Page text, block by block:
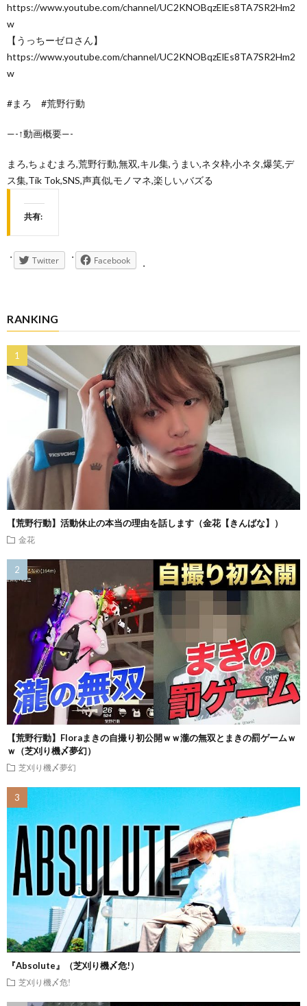
https://www.youtube.com/channel/UC2KNOBqzElEs8TA7SR2Hm2
w
【うっちーゼロさん】
https://www.youtube.com/channel/UC2KNOBqzElEs8TA7SR2Hm2
w
#まろ #荒野行動
—-↑動画概要—-
まろ,ちょむまろ,荒野行動,無双,キル集,うまい,ネタ枠,小ネタ,爆笑,デ
ス集,Tik Tok,SNS,声真似,モノマネ,楽しい,バズる
共有:
Twitter Facebook
RANKING
【荒野行動】活動休止の本当の理由を話します（金花【きんばな】）
金花
【荒野行動】Floraまきの自撮り初公開ｗｗ瀧の無双とまきの罰ゲームｗ
ｗ（芝刈り機〆夢幻）
芝刈り機〆夢幻
『Absolute』（芝刈り機〆危!）
芝刈り機〆危!